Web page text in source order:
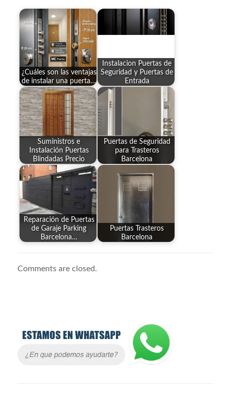
¿Cuáles son las ventajas
de instalar una puerta…
Instalacion Puertas de
Seguridad y Puertas de
Entrada
Suministros e
Instalación Puertas
Blindadas Precio
Puertas de Seguridad
para Trasteros
Barcelona
Reparación de Puertas
de Garaje Parking
Barcelona…
Puertas Trasteros
Barcelona
Comments are closed.